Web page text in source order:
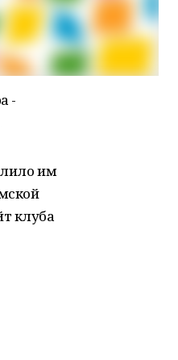
-
им
клуба